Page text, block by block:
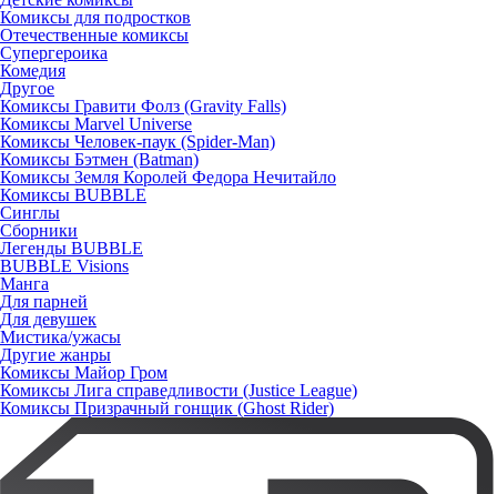
Комиксы для подростков
Отечественные комиксы
Супергероика
Комедия
Другое
Комиксы Гравити Фолз (Gravity Falls)
Комиксы Marvel Universe
Комиксы Человек-паук (Spider-Man)
Комиксы Бэтмен (Batman)
Комиксы Земля Королей Федора Нечитайло
Комиксы BUBBLE
Синглы
Сборники
Легенды BUBBLE
BUBBLE Visions
Манга
Для парней
Для девушек
Мистика/ужасы
Другие жанры
Комиксы Майор Гром
Комиксы Лига справедливости (Justice League)
Комиксы Призрачный гонщик (Ghost Rider)